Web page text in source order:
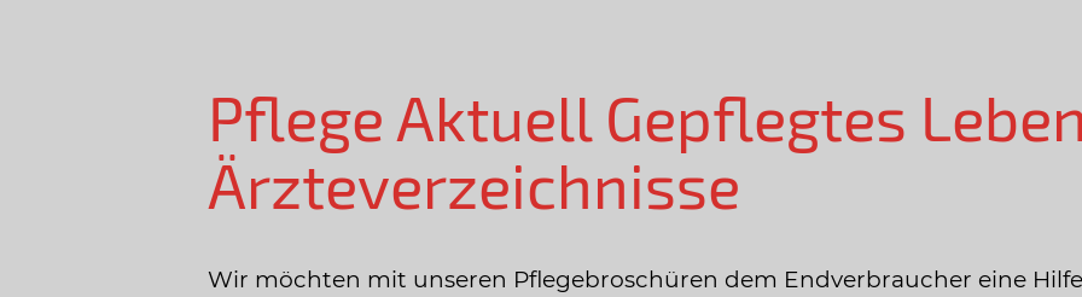
Pflege Aktuell Gepflegtes
Ärzteverzeichnisse
Wir möchten mit unseren Pflegebroschüren dem Endverbraucher eine